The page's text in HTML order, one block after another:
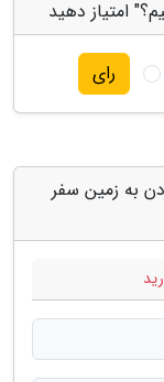
امتیاز دهید
رای
به زمین سفر